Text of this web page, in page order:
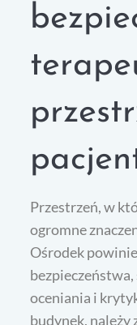
Przestrzeń, w
ogromne
Ośrodek
oceniania i
budynek, należy